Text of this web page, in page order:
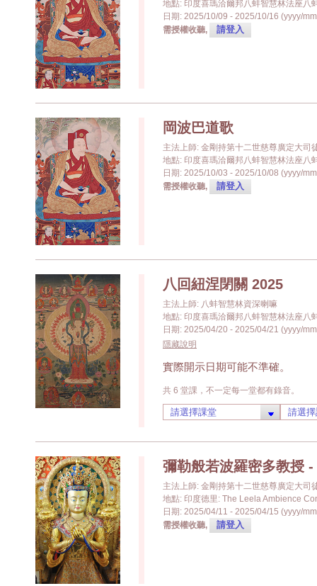
地點: 印度喜瑪洽爾邦八蚌智慧林法座八
日期: 2025/10/09 - 2025/10/16 (yyyy/
需授權收聽,
請登入
岡波巴道歌
主法上師: 金剛持第十二世慈尊廣定大司
地點: 印度喜瑪洽爾邦八蚌智慧林法座八
日期: 2025/10/03 - 2025/10/08 (yyyy/
需授權收聽,
請登入
八回紐涅閉關 2025
主法上師: 八蚌智慧林資深喇嘛
地點: 印度喜瑪洽爾邦八蚌智慧林法座八
日期: 2025/04/20 - 2025/04/21 (yyyy/
隱藏說明
實際開示日期可能不準確。
共 6 堂課，不一定每一堂都有錄音。
彌勒般若波羅密多教授
主法上師: 金剛持第十二世慈尊廣定大司
地點: 印度德里: The Leela Ambience
日期: 2025/04/11 - 2025/04/15 (yyyy/
需授權收聽,
請登入